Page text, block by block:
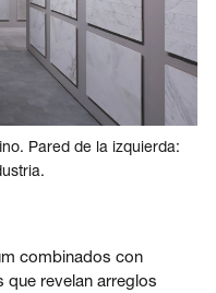
Pared de la izquierda:
combinados con
revelan arreglos